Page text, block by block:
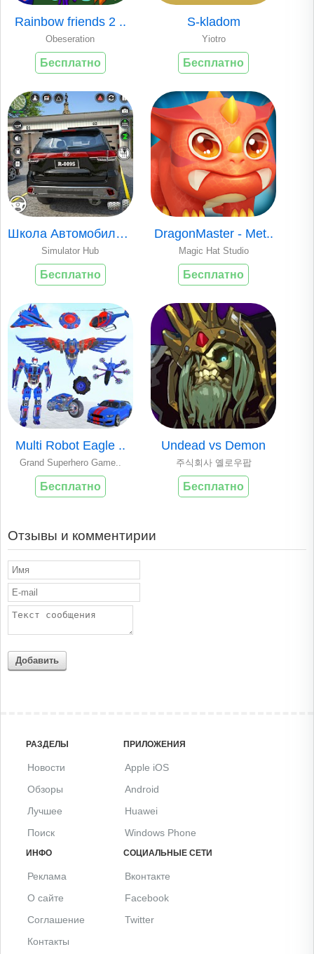
Rainbow friends 2 ..
Obeseration
Бесплатно
S-kladom
Yiotro
Бесплатно
Школа Автомобиль В..
Simulator Hub
Бесплатно
DragonMaster - Met..
Magic Hat Studio
Бесплатно
Multi Robot Eagle ..
Grand Superhero Game..
Бесплатно
Undead vs Demon
주식회사 옐로우팝
Бесплатно
Отзывы и комментирии
Добавить
РАЗДЕЛЫ
Новости
Обзоры
Лучшее
Поиск
ПРИЛОЖЕНИЯ
Apple iOS
Android
Huawei
Windows Phone
ИНФО
Реклама
О сайте
Соглашение
Контакты
СОЦИАЛЬНЫЕ СЕТИ
Вконтакте
Facebook
Twitter